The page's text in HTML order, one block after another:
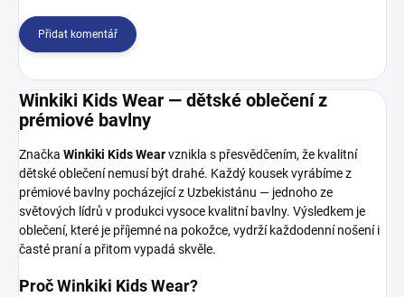
Přidat komentář
Winkiki Kids Wear — dětské oblečení z
prémiové bavlny
Značka Winkiki Kids Wearvznikla s přesvědčením, že kvalitní
dětské oblečení nemusí být drahé. Každý kousek vyrábíme z
prémiové bavlny pocházející z Uzbekistánu — jednoho ze
světových lídrů v produkci vysoce kvalitní bavlny. Výsledkem je
oblečení, které je příjemné na pokožce, vydrží každodenní nošení i
časté praní a přitom vypadá skvěle.
Proč Winkiki Kids Wear?